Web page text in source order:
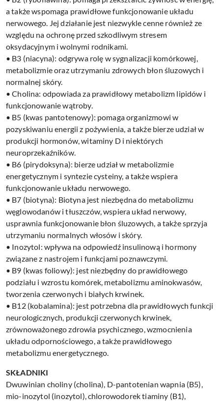
a także wspomaga prawidłowe funkcjonowanie układu
nerwowego. Jej działanie jest niezwykle cenne również ze
względu na ochronę przed szkodliwym stresem
oksydacyjnym i wolnymi rodnikami.
• B3 (niacyna): odgrywa rolę w sygnalizacji komórkowej,
metabolizmie oraz utrzymaniu zdrowych błon śluzowych i
normalnej skóry.
• Cholina: odpowiada za prawidłowy metabolizm lipidów i
funkcjonowanie wątroby.
• B5 (kwas pantotenowy): pomaga organizmowi w
pozyskiwaniu energii z pożywienia, a także bierze udział w
produkcji hormonów, witaminy D i niektórych
neuroprzekaźników.
• B6 (pirydoksyna): bierze udział w metabolizmie
energetycznym i syntezie cysteiny, a także wspiera
funkcjonowanie układu nerwowego.
• B7 (biotyna): Biotyna jest niezbędna do metabolizmu
węglowodanów i tłuszczów, wspiera układ nerwowy,
usprawnia funkcjonowanie błon śluzowych, a także sprzyja
utrzymaniu normalnych włosów i skóry.
• Inozytol: wpływa na odpowiedź insulinową i hormony
związane z nastrojem i funkcjami poznawczymi.
• B9 (kwas foliowy): jest niezbędny do prawidłowego
podziału i wzrostu komórek, metabolizmu aminokwasów,
tworzenia czerwonych i białych krwinek.
• B12 (kobalamina): jest potrzebna dla prawidłowych funkcji
neurologicznych, produkcji czerwonych krwinek,
zrównoważonego zdrowia psychicznego, wzmocnienia
układu odpornościowego, a także prawidłowego
metabolizmu energetycznego.
SKŁADNIKI
Dwuwinian choliny (cholina), D-pantotenian wapnia (B5),
mio-inozytol (inozytol), chlorowodorek tiaminy (B1),